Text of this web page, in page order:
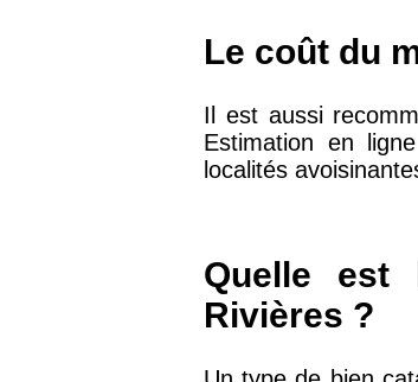
75020 -Paris 20ème
75019 -Paris 19ème
arrondissement
75013 -Paris 13ème
Le coût du
Il est aussi
Estimation en
localités
Quelle est
Rivières ?